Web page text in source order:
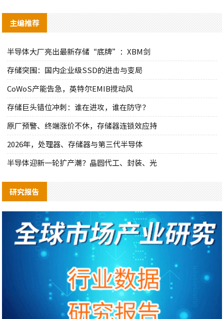
主编推荐
半导体大厂亮出最新存储“底牌”：XBM剑
存储突围：国内企业级SSD的进击与变局
CoWoS产能告急，英特尔EMIB搅动风
存储巨头错位冲刺：谁在进攻，谁在防守？
原厂预警、终端涨价不休，存储器连锁效应持
2026年，处理器、存储器与第三代半导体
半导体迎新一轮扩产潮？晶圆代工、封装、光
研究报告